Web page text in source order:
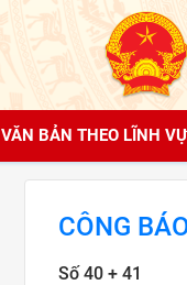
VĂN BẢN THEO LĨNH
CÔNG
Số 40 + 41